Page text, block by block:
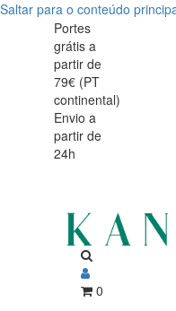
Saltar para o conteúdo
Prato
Raso
Oval
Craft
Branco
15,5cm
Prato
Raso
Craft
Branco
Portes
grátis a
partir de
79€ (PT
continental)
Envio a
partir de
24h
0